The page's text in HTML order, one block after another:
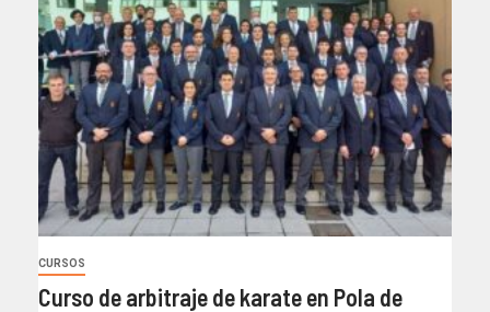
CURSOS
Curso de arbitraje de karate en Pola de